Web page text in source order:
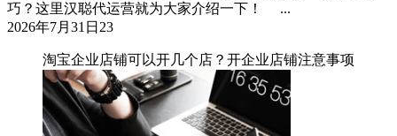
巧？这里汉聪代运营就为大家介绍一下！ ...
2026年7月31日 23
淘宝企业店铺可以开几个店？开企业店铺注意事项